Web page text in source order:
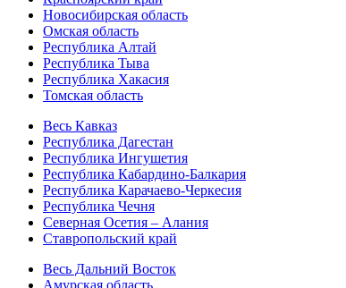
Новосибирская область
Омская область
Республика Алтай
Республика Тыва
Республика Хакасия
Томская область
Весь Кавказ
Республика Дагестан
Республика Ингушетия
Республика Кабардино-Балкария
Республика Карачаево-Черкесия
Республика Чечня
Северная Осетия – Алания
Ставропольский край
Весь Дальний Восток
Амурская область